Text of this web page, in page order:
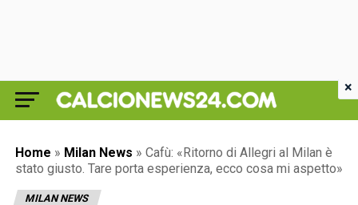
Home » Milan News » Cafù: «Ritorno di Allegri al Milan è
stato giusto. Tare porta esperienza, ecco cosa mi aspetto»
MILAN NEWS
×